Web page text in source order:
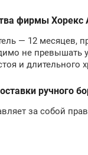
фирмы Хорекс
— 12 месяцев,
не превышать
и
ручного
за собой